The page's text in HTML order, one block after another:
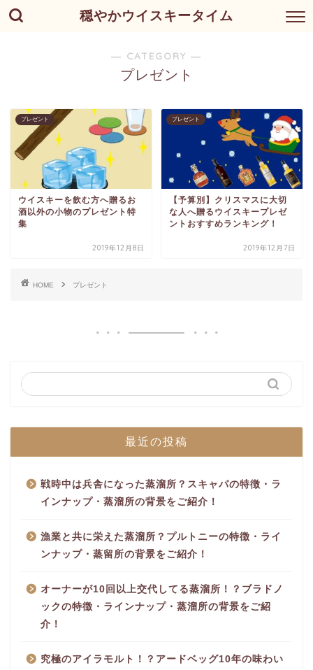
穏やかウイスキータイム
― CATEGORY ―
プレゼント
プレゼント
ウイスキーを飲む方へ贈るお
酒以外の小物のプレゼント特
集
2019年12月8日
プレゼント
【予算別】クリスマスに大切
な人へ贈るウイスキープレゼ
ントおすすめランキング！
2019年12月7日
HOME プレゼント
最近の投稿
戦時中は兵舎になった蒸溜所？スキャパの特徴・ラ
インナップ・蒸溜所の背景をご紹介！
漁業と共に栄えた蒸溜所？プルトニーの特徴・ライ
ンナップ・蒸留所の背景をご紹介！
オーナーが10回以上交代してる蒸溜所！？ブラドノ
ックの特徴・ラインナップ・蒸溜所の背景をご紹
介！
究極のアイラモルト！？アードベッグ10年の味わい